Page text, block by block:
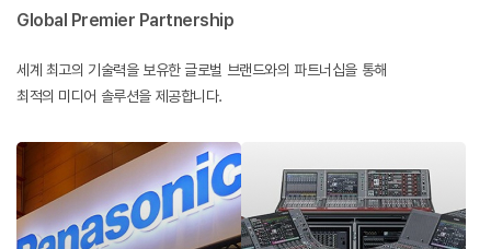
Global Premier Partnership
세계 최고의 기술력을 보유한 글로벌 브랜드와의 파트너십을 통해
최적의 미디어 솔루션을 제공합니다.